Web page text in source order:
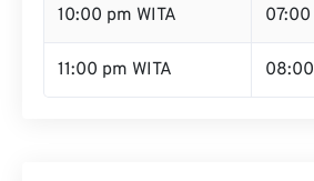
10:00 pm WITA 07:00
11:00 pm WITA